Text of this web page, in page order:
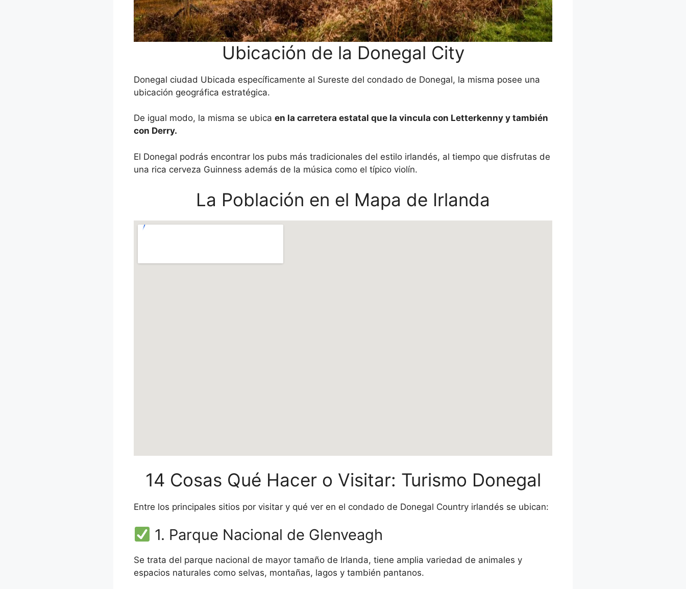
Ubicación de la Donegal City
Donegal ciudad Ubicada específicamente al Sureste del condado de Donegal, la misma posee una
ubicación geográfica estratégica.
De igual modo, la misma se ubica en la carretera estatal que la vincula con Letterkenny y también
con Derry.
El Donegal podrás encontrar los pubs más tradicionales del estilo irlandés, al tiempo que disfrutas de
una rica cerveza Guinness además de la música como el típico violín.
La Población en el Mapa de Irlanda
14 Cosas Qué Hacer o Visitar: Turismo Donegal
Entre los principales sitios por visitar y qué ver en el condado de Donegal Country irlandés se ubican:
1. Parque Nacional de Glenveagh
Se trata del parque nacional de mayor tamaño de Irlanda, tiene amplia variedad de animales y
espacios naturales como selvas, montañas, lagos y también pantanos.